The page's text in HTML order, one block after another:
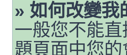
» 如何改變我
一般您不能
題頁面中您